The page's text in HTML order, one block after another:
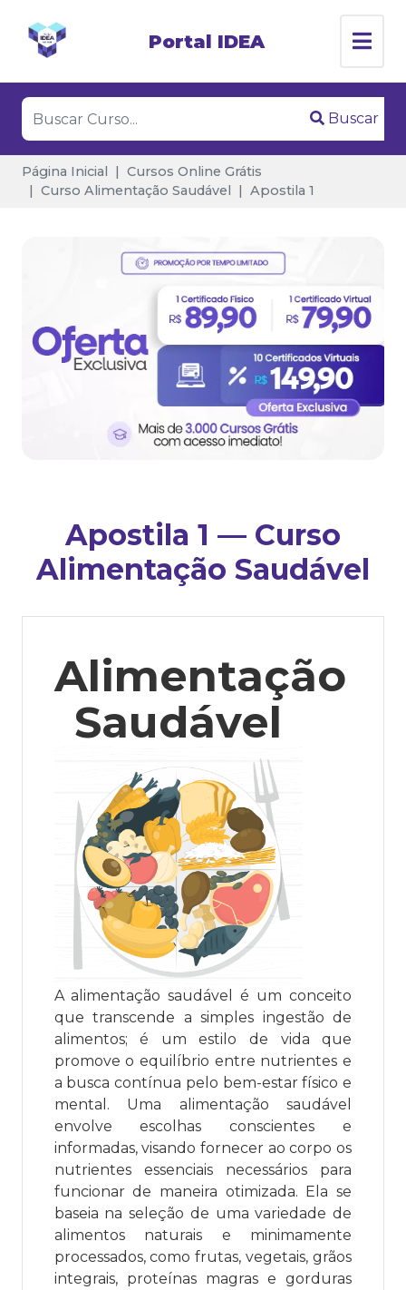
Portal IDEA
Buscar
Página Inicial
Cursos Online Grátis
Curso Alimentação Saudável
Apostila 1
Apostila 1 — Curso
Alimentação Saudável
Alimentação
Saudável
A alimentação saudável é um conceito
que transcende a simples ingestão de
alimentos; é um estilo de vida que
promove o equilíbrio entre nutrientes e
a busca contínua pelo bem-estar físico e
mental. Uma alimentação saudável
envolve escolhas conscientes e
informadas, visando fornecer ao corpo os
nutrientes essenciais necessários para
funcionar de maneira otimizada. Ela se
baseia na seleção de uma variedade de
alimentos naturais e minimamente
processados, como frutas, vegetais, grãos
integrais, proteínas magras e gorduras